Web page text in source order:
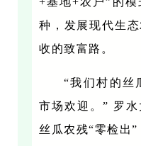
种，发展现代生
收的致富路。
“我们村的丝
市场欢迎。 ” 罗
丝瓜农残“零检出